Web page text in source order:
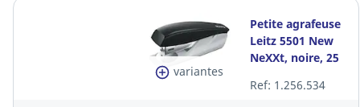
variantes
Petite agrafeuse
Leitz 5501 New
NeXXt, noire, 25
Ref: 1.256.534